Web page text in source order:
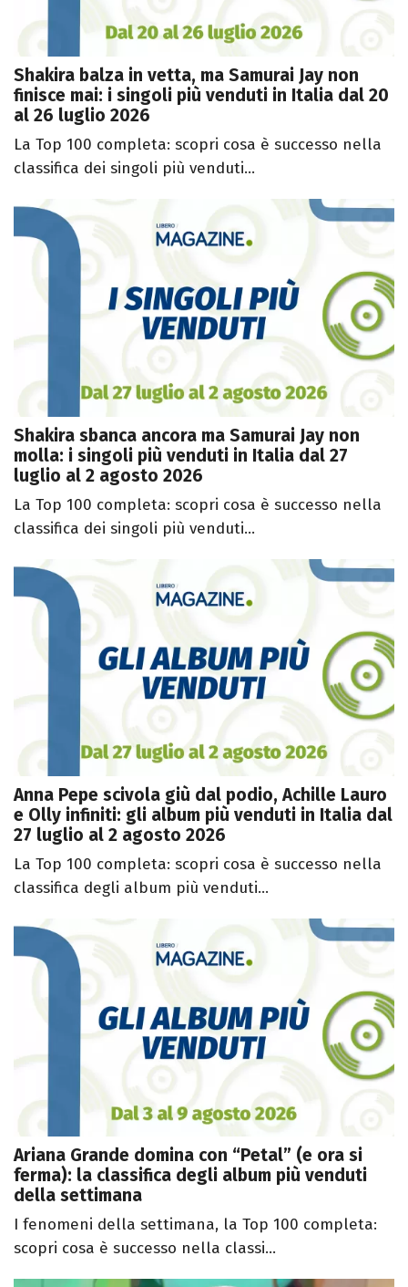
Shakira balza in vetta, ma Samurai Jay non
finisce mai: i singoli più venduti in Italia dal 20
al 26 luglio 2026
La Top 100 completa: scopri cosa è successo nella
classifica dei singoli più venduti...
Shakira sbanca ancora ma Samurai Jay non
molla: i singoli più venduti in Italia dal 27
luglio al 2 agosto 2026
La Top 100 completa: scopri cosa è successo nella
classifica dei singoli più venduti...
Anna Pepe scivola giù dal podio, Achille Lauro
e Olly infiniti: gli album più venduti in Italia dal
27 luglio al 2 agosto 2026
La Top 100 completa: scopri cosa è successo nella
classifica degli album più venduti...
Ariana Grande domina con “Petal” (e ora si
ferma): la classifica degli album più venduti
della settimana
I fenomeni della settimana, la Top 100 completa:
scopri cosa è successo nella classi...